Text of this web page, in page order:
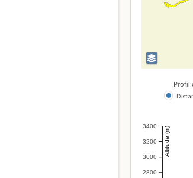
Profil
2800
3000
3200
3400 Altitude (m)